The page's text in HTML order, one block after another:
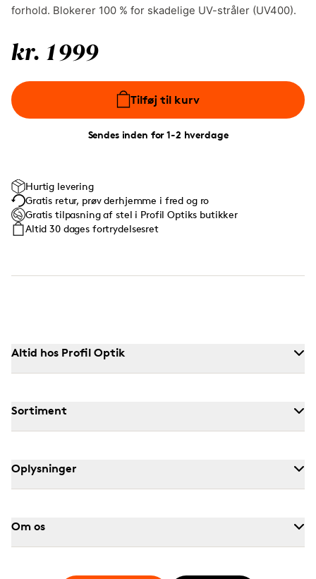
forhold. Blokerer 100 % for skadelige UV-stråler (UV400).
kr. 1999
Tilføj til kurv
Sendes inden for 1-2 hverdage
Hurtig levering
Gratis retur, prøv derhjemme i fred og ro
Gratis tilpasning af stel i Profil Optiks butikker
Altid 30 dages fortrydelsesret
Altid hos Profil Optik
Sortiment
Oplysninger
Om os